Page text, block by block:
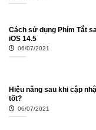
Cách sử dụng Phím Tắt
iOS 14.5
06/07/2021
Hiệu năng sau khi cập
tốt?
06/07/2021